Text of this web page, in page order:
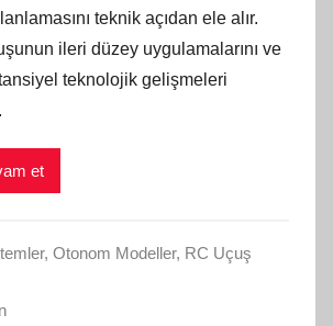
teknik açıdan ele alır.
ileri düzey uygulamalarını ve
teknolojik gelişmeleri
et
, Otonom Modeller, RC Uçuş